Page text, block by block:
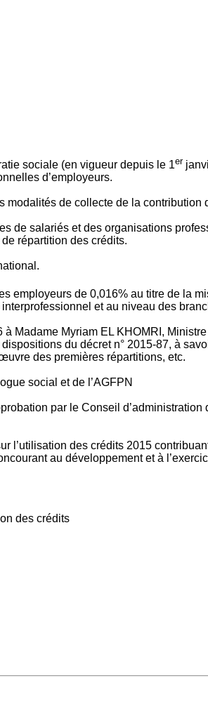
sociale (en vigueur depuis le 1er
d’employeurs.
de collecte de la
de salariés et des organisations
répartition des crédits.
employeurs de 0,016% au titre de la
et au niveau des
Madame Myriam EL KHOMRI,
du décret n° 2015-87, à
des premières répartitions, etc.
social et de l’AGFPN
par le Conseil
l’utilisation des crédits 2015
au développement et à
des crédits